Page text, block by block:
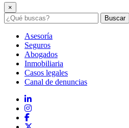
×
Buscar
Asesoría
Seguros
Abogados
Inmobiliaria
Casos legales
Canal de denuncias